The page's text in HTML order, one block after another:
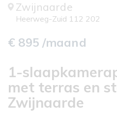
1-
met terras en
Zwijnaarde
Zwijnaarde
Heerweg-Zuid 112 202
€ 895 /maand